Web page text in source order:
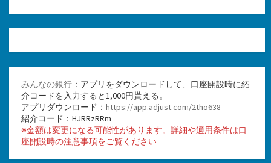
みんなの銀行 ：アプリをダウンロードして、口座開設時に紹
介コードを入力すると1,000円貰える。
アプリダウンロード： https://app.adjust.com/2tho638
紹介コード：HJRRzRRm
※金額は変更になる可能性があります。詳細や適用条件は口
座開設時の注意事項をご覧ください